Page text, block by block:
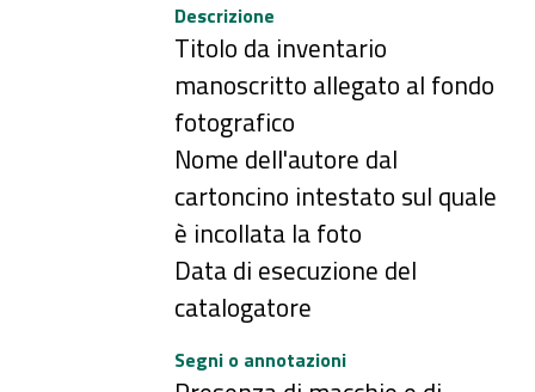
Descrizione
Titolo da inventario
manoscritto allegato al fondo
fotografico
Nome dell'autore dal
cartoncino intestato sul quale
è incollata la foto
Data di esecuzione del
catalogatore
Segni o annotazioni